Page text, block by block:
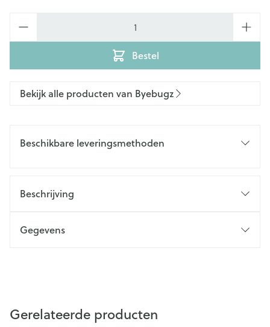
Bestel
Bekijk alle producten van Byebugz
Beschikbare leveringsmethoden
Beschrijving
Gegevens
Gerelateerde producten